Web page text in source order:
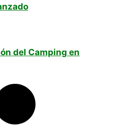
del Camping en